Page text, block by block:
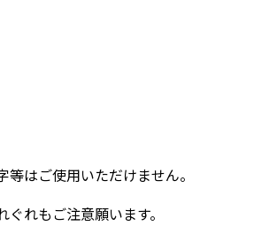
はご使用いただけません。
れもご注意願います。